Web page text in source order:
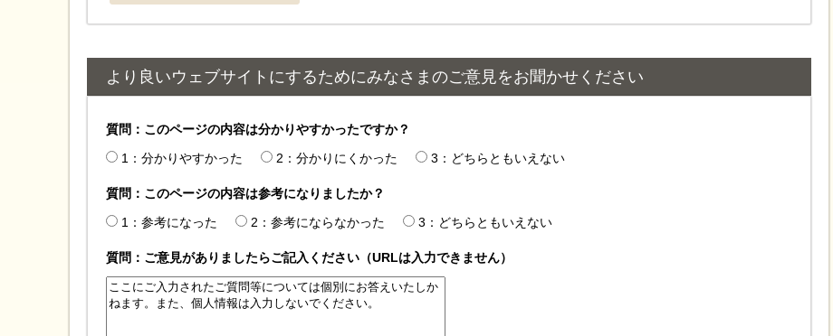
より良いウェブサイトにするためにみなさまのご意見をお聞かせください
質問：このページの内容は分かりやすかったですか？
1：分かりやすかった
2：分かりにくかった 3：どちらともいえない
質問：このページの内容は参考になりましたか？
1：参考になった
2：参考にならなかった 3：どちらともいえない
質問：ご意見がありましたらご記入ください（URLは入力できません）